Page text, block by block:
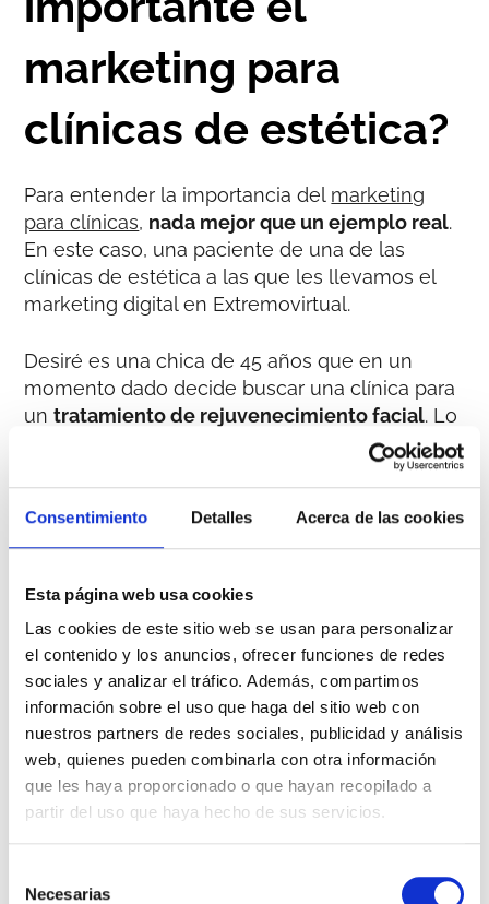
Consentimiento Detalles Acerca de las cookies
Esta página web usa cookies
Las cookies de este sitio web se usan para personalizar
el contenido y los anuncios, ofrecer funciones de redes
sociales y analizar el tráfico. Además, compartimos
información sobre el uso que haga del sitio web con
nuestros partners de redes sociales, publicidad y análisis
web, quienes pueden combinarla con otra información
que les haya proporcionado o que hayan recopilado a
partir del uso que haya hecho de sus servicios.
Necesarias
marketing para
clínicas de estética?
Para entender la importancia del marketing
para clínicas, nada mejor que un ejemplo real.
En este caso, una paciente de una de las
clínicas de estética a las que les llevamos el
marketing digital en Extremovirtual.
Desiré es una chica de 45 años que en un
momento dado decide buscar una clínica para
untratamiento de rejuvenecimiento facial. Lo
primero que hizo, según nos contó, fue buscar
. Realizó una búsqueda y
tratamientos que podían encajar con sus
necesidades.
Pero la que realmente la convenció fue
aquella web que le explicaba el
procedimiento paso a paso, mostrando fotos
del antes y el después de pacientes reales,
explicando bien las ventajas y requisitos de la
terapia , y que ofrecía un chat directo para
resolver sus dudas. Además, destacó que, a la
hora de tomar su decisión, fueron
determinantes las
redes sociales.